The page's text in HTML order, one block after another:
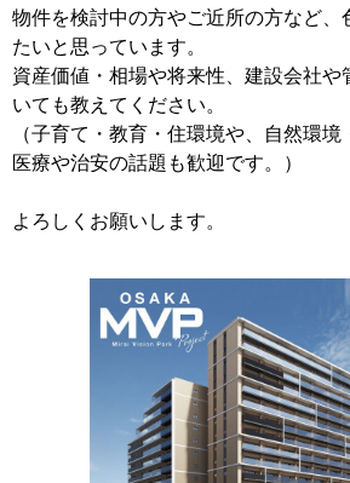
物件を検討中の方やご近所の方など、
たいと思っています。
資産価値・相場や将来性、建設会社や
いても教えてください。
（子育て・教育・住環境や、自然環
医療や治安の話題も歓迎です。）
よろしくお願いします。